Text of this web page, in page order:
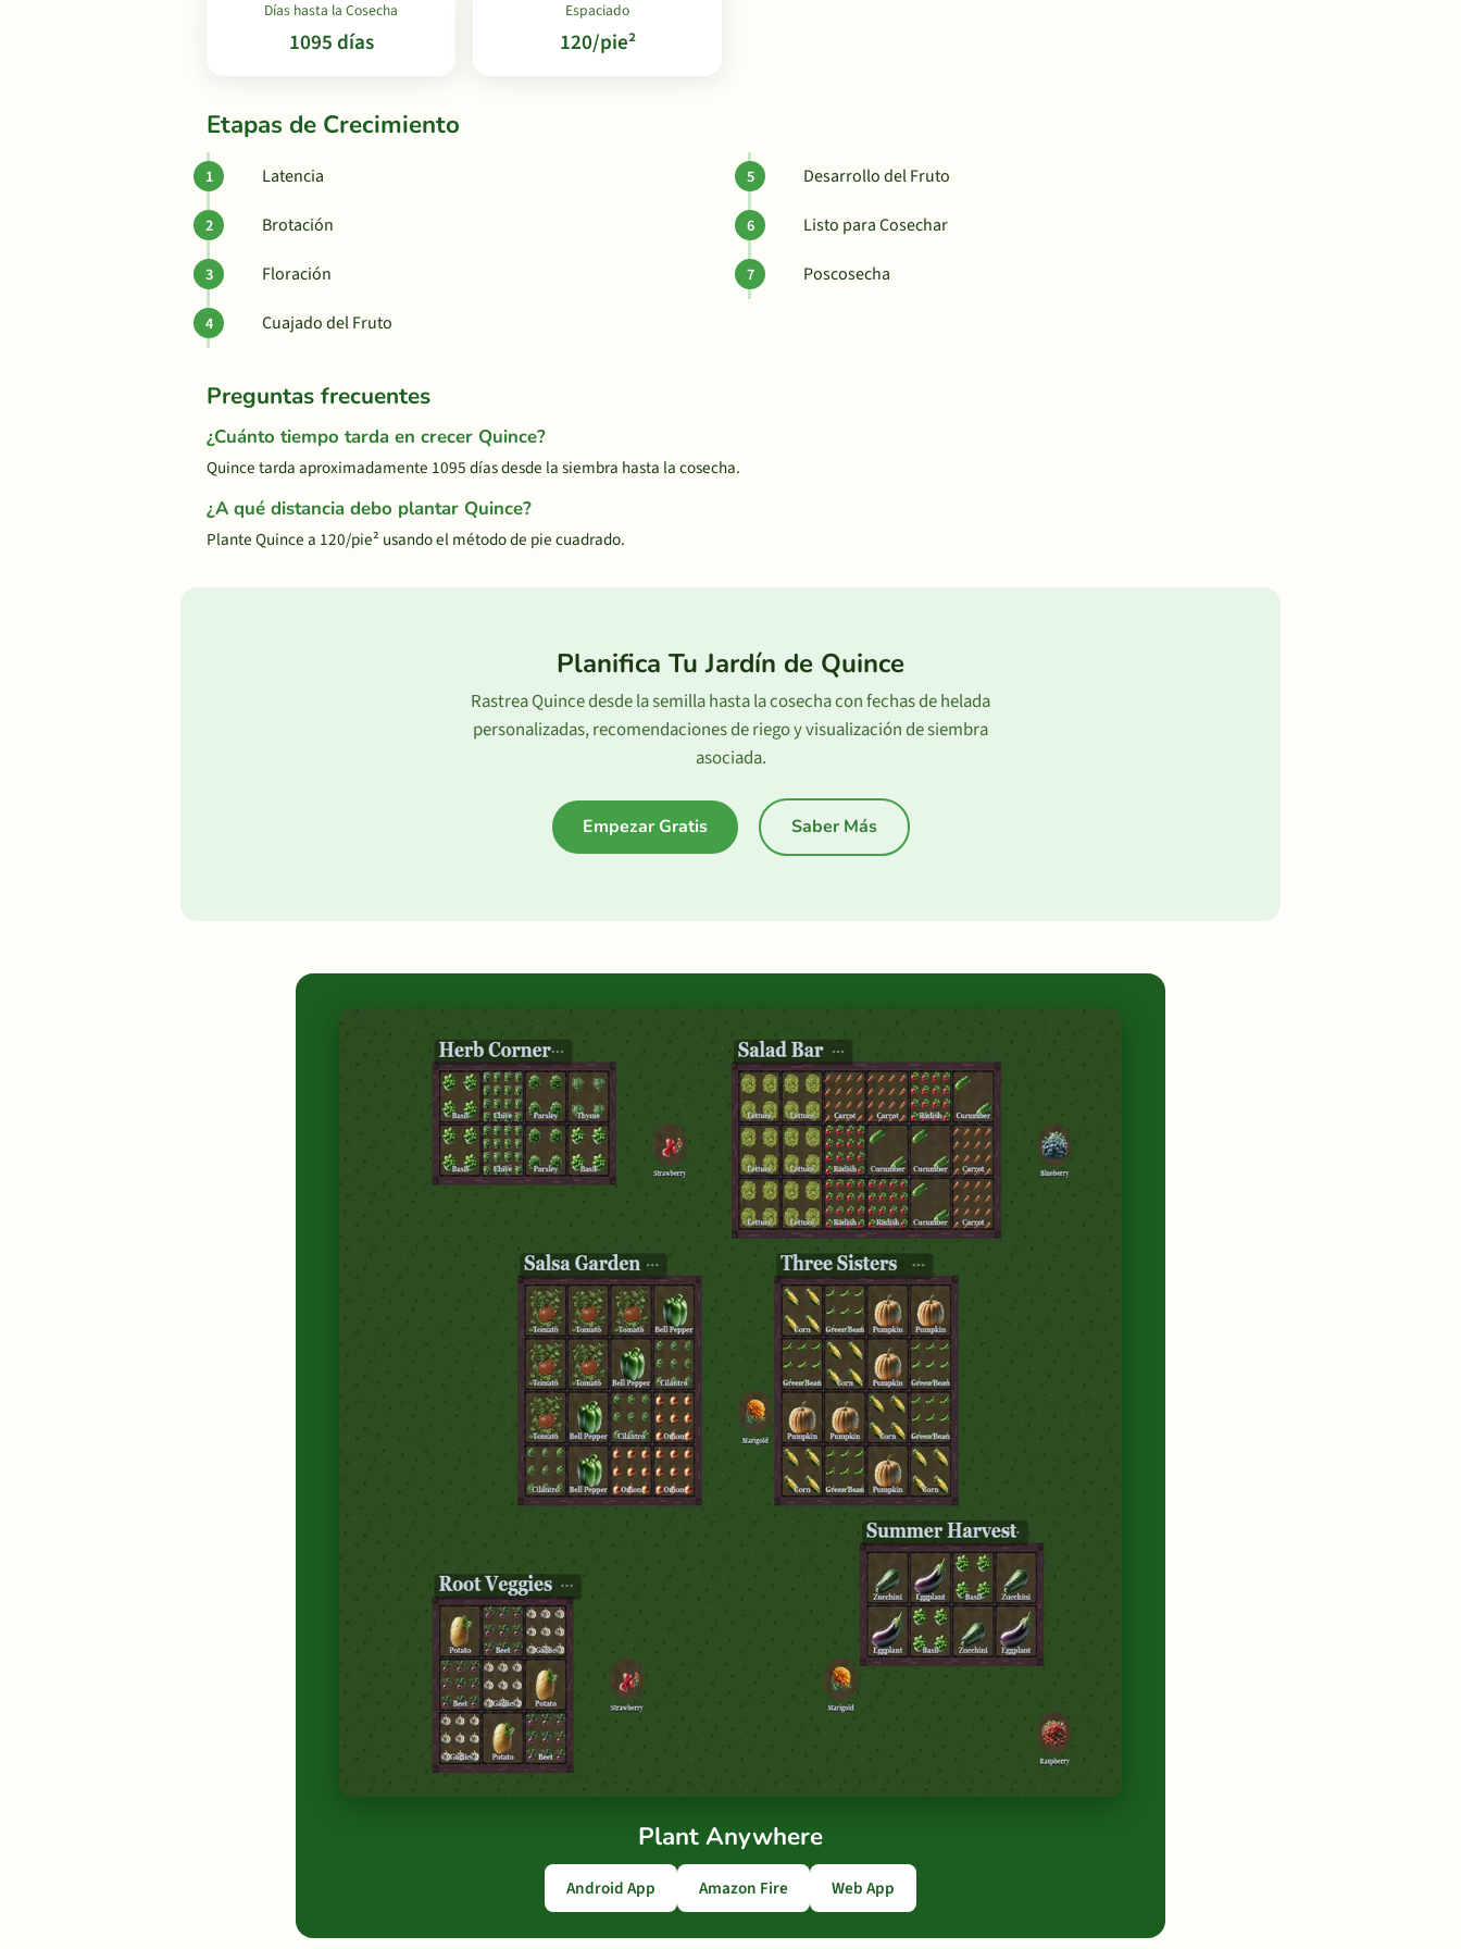
Días hasta la Cosecha
1095 días
Espaciado
120/pie²
Etapas de Crecimiento
Latencia
Brotación
Floración
Cuajado del Fruto
Desarrollo del Fruto
Listo para Cosechar
Poscosecha
Preguntas frecuentes
¿Cuánto tiempo tarda en crecer Quince?
Quince tarda aproximadamente 1095 días desde la siembra hasta la cosecha.
¿A qué distancia debo plantar Quince?
Plante Quince a 120/pie² usando el método de pie cuadrado.
Planifica Tu Jardín de Quince
Rastrea Quince desde la semilla hasta la cosecha con fechas de helada
personalizadas, recomendaciones de riego y visualización de siembra
asociada.
Empezar Gratis Saber Más
Plant Anywhere
Android App Amazon Fire Web App